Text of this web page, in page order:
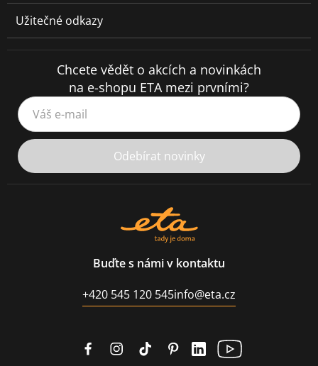
Užitečné odkazy
Chcete vědět o akcích a novinkách
na e-shopu ETA mezi prvními?
Váš e-mail
Odebírat novinky
Buďte s námi v kontaktu
+420 545 120 545info@eta.cz